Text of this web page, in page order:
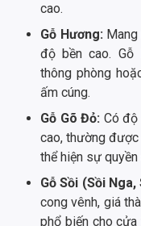
cao.
Gỗ Hương:Mang
độ bền cao. Gỗ
thông phòng
ấm cúng.
Gỗ Gõ Đỏ: Có
cao, thường
thể hiện sự quyền
Gỗ Sồi (Sồi Nga,
cong vênh, giá
phổ biến cho